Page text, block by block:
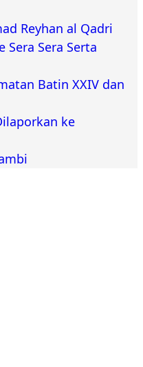
Reyhan al Qadri
Sera Sera Serta
Batin XXIV dan
ke